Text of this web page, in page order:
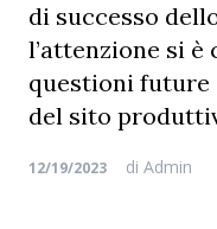
di successo
l’attenzione si
questioni future
del sito
12/19/2023 di Admin